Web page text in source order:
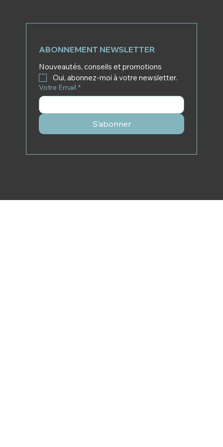
ABONNEMENT NEWSLETTER
Nouveautés, conseils et promotions
Oui, abonnez-moi à votre newsletter.
Votre Email *
S’abonner